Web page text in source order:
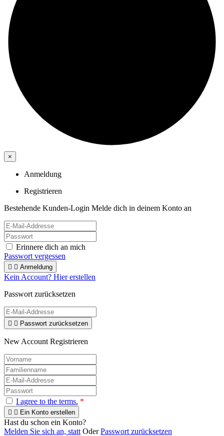
×
Anmeldung
Registrieren
Bestehende Kunden-Login Melde dich in deinem Konto an
Erinnere dich an mich
Passwort vergessen
  Anmeldung
Kein Account? Hier erstellen
Passwort zurücksetzen
  Passwort zurücksetzen
New Account Registrieren
I agree to the terms. *
  Ein Konto erstellen
Hast du schon ein Konto?
Melden Sie sich an, statt OderPasswort zurücksetzen